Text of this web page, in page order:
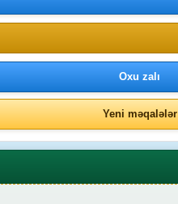
Oxu zalı
Yeni məqalələr